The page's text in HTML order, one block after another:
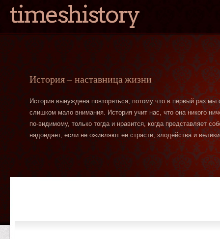
timeshistory
История — наставница жизни
История вынуждена повторяться, потому что в первый раз
слишком мало внимания. История учит нас, что она никого
по-видимому, только тогда и нравится, когда представляет
надоедает, если не оживляют ее страсти, злодейства и